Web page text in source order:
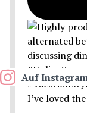
I’ve loved
Auf